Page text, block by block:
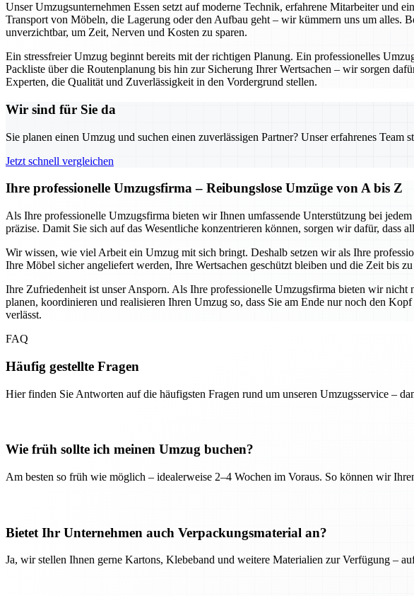
Unser Umzugsunternehmen Essen setzt auf moderne Technik, erfahrene Mitarbeiter und
Transport von Möbeln, die Lagerung oder den Aufbau geht – wir kümmern uns um alles.
unverzichtbar, um Zeit, Nerven und Kosten zu sparen.
Ein stressfreier Umzug beginnt bereits mit der richtigen Planung. Ein professionelles
Packliste über die Routenplanung bis hin zur Sicherung Ihrer Wertsachen – wir sorgen
Experten, die Qualität und Zuverlässigkeit in den Vordergrund stellen.
Wir sind für Sie da
Sie planen einen Umzug und suchen einen zuverlässigen Partner? Unser erfahrenes
Jetzt schnell vergleichen
Ihre professionelle Umzugsfirma – Reibungslose Umzüge von A bis Z
Als Ihre professionelle Umzugsfirma bieten wir Ihnen umfassende Unterstützung bei
präzise. Damit Sie sich auf das Wesentliche konzentrieren können, sorgen wir dafür, dass
Wir wissen, wie viel Arbeit ein Umzug mit sich bringt. Deshalb setzen wir als Ihre
Ihre Möbel sicher angeliefert werden, Ihre Wertsachen geschützt bleiben und die Zeit bis
Ihre Zufriedenheit ist unser Ansporn. Als Ihre professionelle Umzugsfirma bieten wir
planen, koordinieren und realisieren Ihren Umzug so, dass Sie am Ende nur noch den
verlässt.
FAQ
Häufig gestellte Fragen
Hier finden Sie Antworten auf die häufigsten Fragen rund um unseren Umzugsservice –
Wie früh sollte ich meinen Umzug buchen?
Am besten so früh wie möglich – idealerweise 2–4 Wochen im Voraus. So können wir
Bietet Ihr Unternehmen auch Verpackungsmaterial an?
Ja, wir stellen Ihnen gerne Kartons, Klebeband und weitere Materialien zur Verfügung –